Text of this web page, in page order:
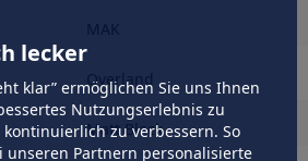
lecker
klar” ermöglichen Sie uns Ihnen
Nutzungserlebnis zu
zu verbessern. So
unseren Partnern personalisierte
Overland
Matt Black